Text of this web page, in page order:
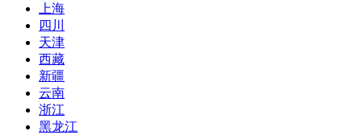
上海
四川
天津
西藏
新疆
云南
浙江
黑龙江